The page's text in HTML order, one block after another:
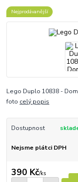
Nejprodávanější
Lego Duplo 10838 -
foto celý popis
Dostupnost
Nejsme plátci DPH
390 Kč/ks